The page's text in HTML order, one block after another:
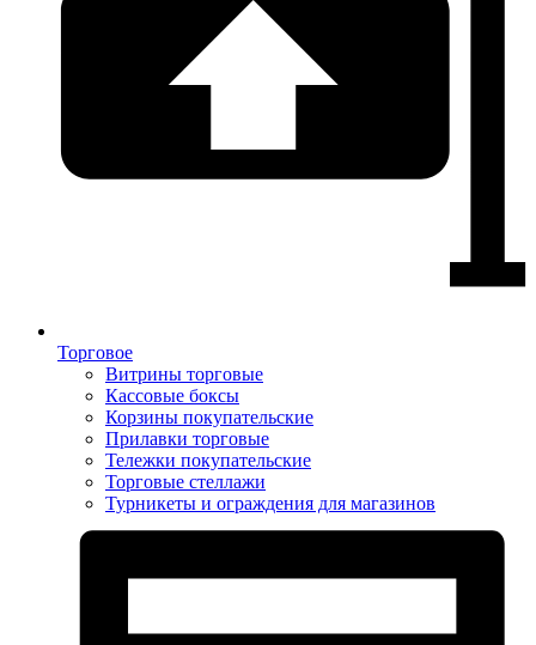
Торговое
Витрины торговые
Кассовые боксы
Корзины покупательские
Прилавки торговые
Тележки покупательские
Торговые стеллажи
Турникеты и ограждения для магазинов